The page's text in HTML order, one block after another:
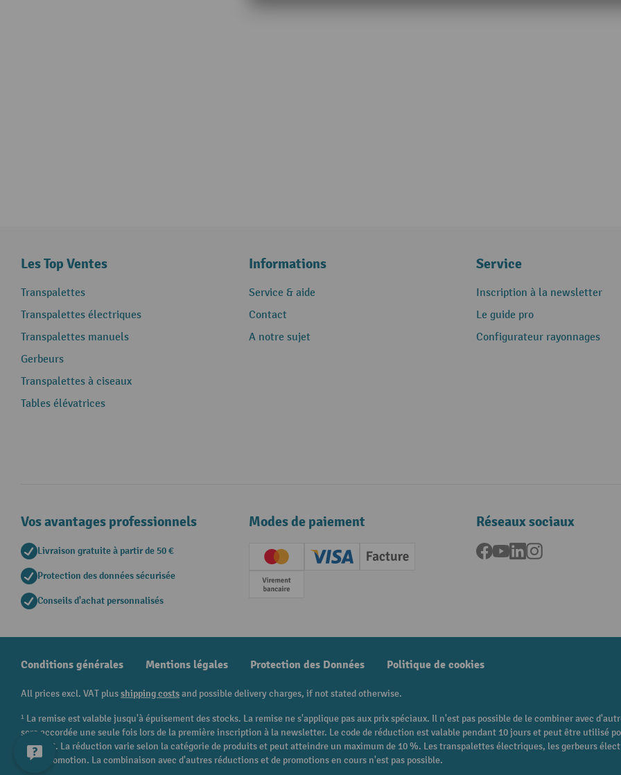
Les Top Ventes
Transpalettes
Transpalettes électriques
Transpalettes manuels
Gerbeurs
Transpalettes à ciseaux
Tables élévatrices
Informations
Service & aide
Contact
A notre sujet
Service
Inscription à la newsletter
Le guide pro
Configurateur rayonnages
Vos avantages professionnels
Livraison gratuite à partir de 50 €
Protection des données sécurisée
Conseils d'achat personnalisés
Modes de paiement
Creditcard (Master)Creditcard (Visa)
Facture
Paiement anticipé
Réseaux sociaux
Facebook
YouTubeLinkedInInstagram
Conditions générales Mentions légales Protection des Données Politique de cookies
All prices excl. VAT plusshipping costsand possible delivery charges, if not stated otherwise.
¹ La remise est valable jusqu'à épuisement des stocks. La remise ne s'applique pas aux prix spéciaux. Il n'est pas possible de le combiner avec
sera accordée une seule fois lors de la première inscription à la newsletter. Le code de réduction est valable pendant 10 jours et peut être utilisé
250,00 €. La réduction varie selon la catégorie de produits et peut atteindre un maximum de 10 %. Les transpalettes électriques, les gerbeurs
cette promotion. La combinaison avec d'autres réductions et de promotions en cours n'est pas possible.